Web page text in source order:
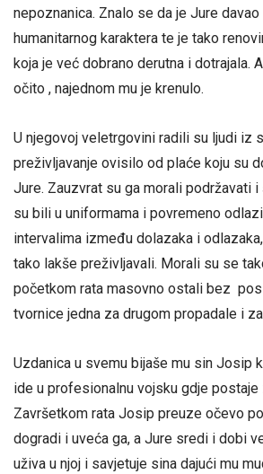
nepoznanica. Znalo se da je Jure
humanitarnog karaktera te je tako
koja je već dobrano derutna i dotrajala.
očito , najednom mu je krenulo.
U njegovoj veletrgovini radili su ljudi iz
preživljavanje ovisilo od plaće koju su
Jure. Zauzvrat su ga morali podržavati
su bili u uniformama i povremeno
intervalima između dolazaka i
tako lakše preživljavali. Morali su se
početkom rata masovno ostali bez
tvornice jedna za drugom propadale i
Uzdanica u svemu bijaše mu sin Josip
ide u profesionalnu vojsku gdje postaje
Završetkom rata Josip preuze očevo
dogradi i uveća ga, a Jure sredi i dobi
uživa u njoj i savjetuje sina dajući mu